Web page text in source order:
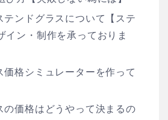
テンドグラスについて【ステ
イン・制作を承っておりま
価格シミュレーターを作って
の価格はどうやって決まるの